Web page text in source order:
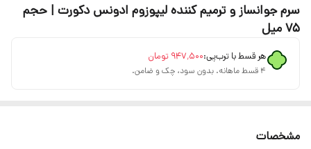
سرم جوانساز و ترمیم کننده لیپوزوم ادونس دکورت | حجم
۷۵ میل
هر قسط با ترب‌پی:۹۴۷٬۵۰۰ تومان
۴ قسط ماهانه. بدون سود، چک و ضامن.
مشخصات